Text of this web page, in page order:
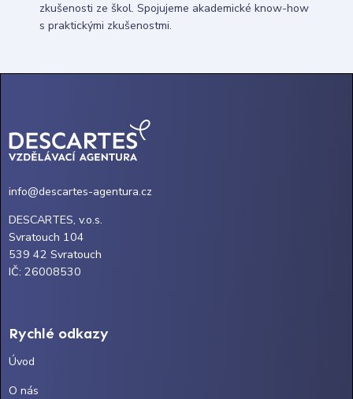
zkušenosti ze škol. Spojujeme akademické know-how
s praktickými zkušenostmi.
info@descartes-agentura.cz
DESCARTES, v.o.s.
Svratouch 104
539 42 Svratouch
IČ: 26008530
Rychlé odkazy
Úvod
O nás